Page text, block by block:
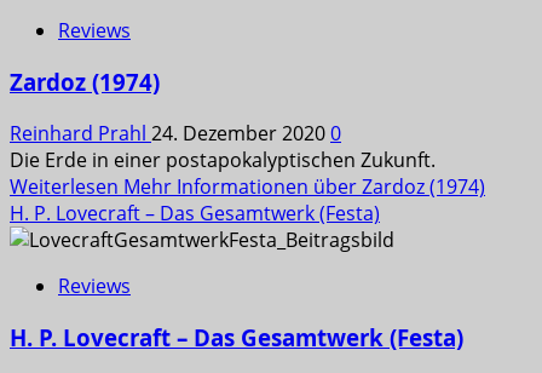
Reviews
Zardoz (1974)
Reinhard Prahl 24. Dezember 20200
Die Erde in einer postapokalyptischen Zukunft.
Weiterlesen Mehr Informationen über Zardoz (1974)
H. P. Lovecraft – Das Gesamtwerk (Festa)
Reviews
H. P. Lovecraft – Das Gesamtwerk (Festa)